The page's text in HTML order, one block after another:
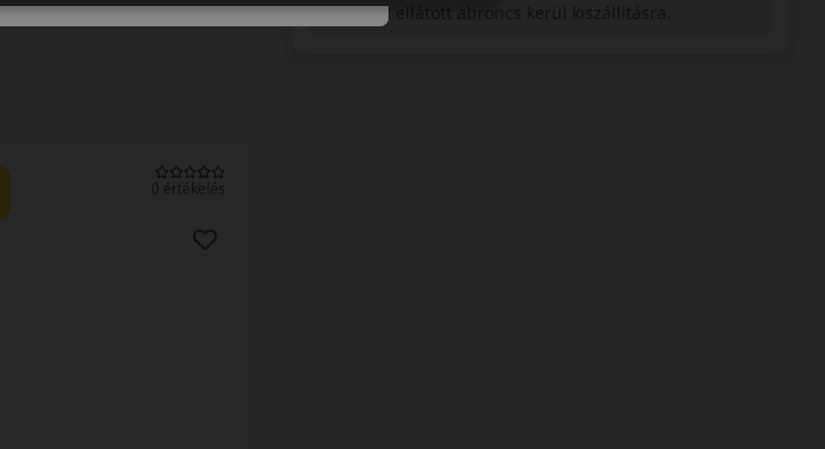
címkével ellátott abroncs kerül kiszállításra.
0 értékelés